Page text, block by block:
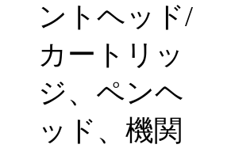
ントヘッド/
カートリッ
ジ、ペンヘ
ッド、機関